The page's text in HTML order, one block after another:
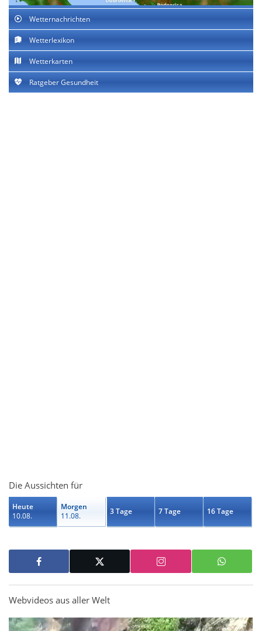
Wetternachrichten
Wetterlexikon
Wetterkarten
Ratgeber Gesundheit
Die Aussichten für
Heute
10.08.
Morgen
11.08.
3 Tage 7 Tage 16 Tage
Webvideos aus aller Welt